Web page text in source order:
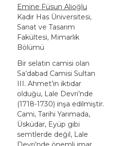
Emine Füsun Alioğlu
Kadir Has Üniversitesi,
Sanat ve Tasarım
Fakültesi, Mimarlık
Bölümü
Bir selatin camisi olan
Sa’dabad Camisi Sultan
III. Ahmet’in iktidar
olduğu, Lale Devri’nde
(1718-1730) inşa edilmiştir.
Cami, Tarihi Yarımada,
Üsküdar, Eyüp gibi
semtlerde değil, Lale